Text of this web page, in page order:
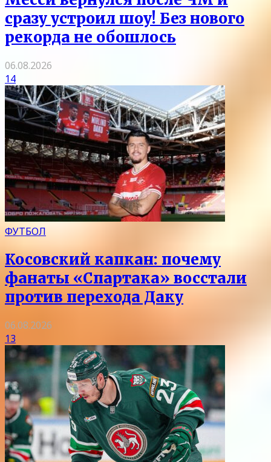
сразу устроил шоу! Без нового
рекорда не обошлось
06.08.2026
14
ФУТБОЛ
Косовский капкан: почему
фанаты «Спартака» восстали
против перехода Даку
06.08.2026
13